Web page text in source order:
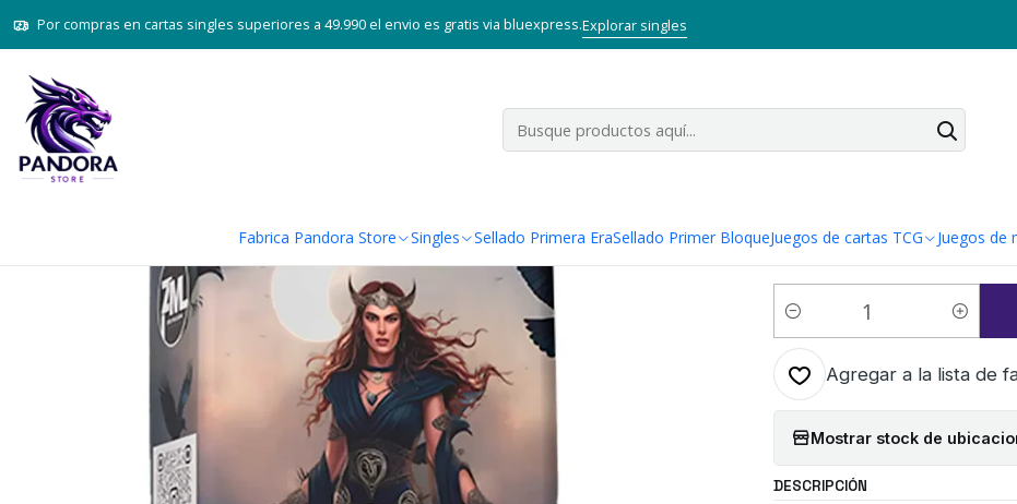
Fabrica Pandora Store Singles Sellado Primera EraSellado Primer BloqueJuegos de cartas TCG Juegos de
Por compras en cartas singles superiores a 49.990 el envio es gratis via bluexpress.Explorar singles
Inicio Juegos de cartas TCG Accesorios TCG PROTECTORES
Protector de
Augurio
Cantidad
Agregar a la lista de
Mostrar stock de
DESCRIPCIÓN